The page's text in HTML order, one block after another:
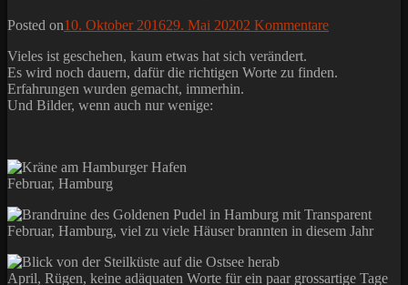
Posted on10. Oktober 201629. Mai 20202 Kommentare
Vieles ist geschehen, kaum etwas hat sich verändert.
Es wird noch dauern, dafür die richtigen Worte zu finden.
Erfahrungen wurden gemacht, immerhin.
Und Bilder, wenn auch nur wenige:
Februar, Hamburg
Februar, Hamburg, viel zu viele Häuser brannten in diesem Jahr
April, Rügen, keine adäquaten Worte für ein paar grossartige Tage